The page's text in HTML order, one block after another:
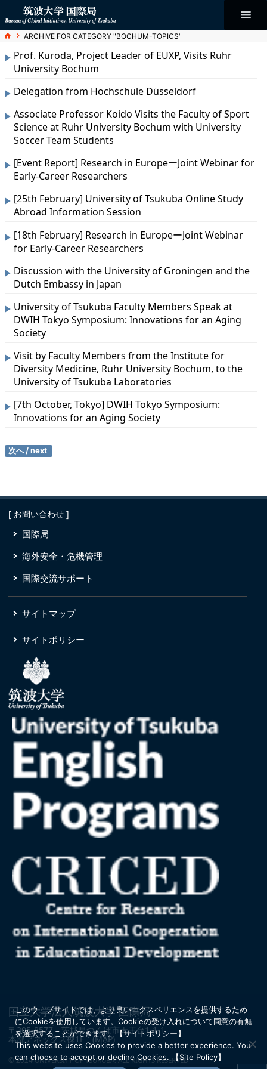
テ
ン
ツ
ス
キ
Bureau of
Global
Initiatives
ホ ARCHIVE FOR CATEGORY "BOCHUM-TOPICS"
Prof. Kuroda, Project Leader of EUXP, Visits Ruhr
University Bochum
Delegation from Hochschule Düsseldorf
Associate Professor Koido Visits the Faculty of Sport
Science at Ruhr University Bochum with University
Soccer Team Students
[Event Report] Research in EuropeーJoint Webinar for
Early-Career Researchers
[25th February] University of Tsukuba Online Study
Abroad Information Session
[18th February] Research in EuropeーJoint Webinar
for Early-Career Researchers
Discussion with the University of Groningen and the
Dutch Embassy in Japan
University of Tsukuba Faculty Members Speak at
DWIH Tokyo Symposium: Innovations for an Aging
Society
Visit by Faculty Members from the Institute for
Diversity Medicine, Ruhr University Bochum, to the
University of Tsukuba Laboratories
[7th October, Tokyo] DWIH Tokyo Symposium:
Innovations for an Aging Society
[ お問い合わせ ]
国際局
海外安全・危機管理
国際交流サポート
サイトマップ
サイトポリシー
国立大学法人筑波大学 国際局
〒305-8577 茨城県つくば市天王台1-1-1
本部アネックス棟1F (MAP)
© 2024 UNIVERSITY OF TSUKUBA. ALL RIGHTS RESERVED
このウェブサイトでは、より良いエクスペリエンスを提供するため
にCookieを使用しています。 Cookieの受け入れについて同意の有無
を選択することができます。【サイトポリシー】
This website uses Cookies to provide a better experience. You
can choose to accept or decline Cookies.【Site Policy】